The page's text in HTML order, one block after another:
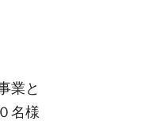
業と
名様